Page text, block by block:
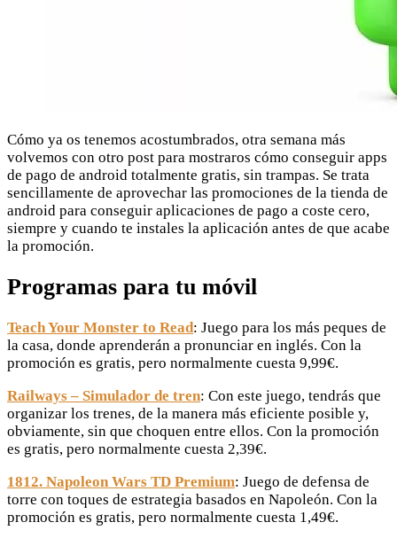
Cómo ya os tenemos acostumbrados, otra semana más
volvemos con otro post para mostraros cómo conseguir apps
de pago de android totalmente gratis, sin trampas. Se trata
sencillamente de aprovechar las promociones de la tienda de
android para conseguir aplicaciones de pago a coste cero,
siempre y cuando te instales la aplicación antes de que acabe
la promoción.
Programas para tu móvil
Teach Your Monster to Read: Juego para los más peques de
la casa, donde aprenderán a pronunciar en inglés. Con la
promoción es gratis, pero normalmente cuesta 9,99€.
Railways – Simulador de tren: Con este juego, tendrás que
organizar los trenes, de la manera más eficiente posible y,
obviamente, sin que choquen entre ellos. Con la promoción
es gratis, pero normalmente cuesta 2,39€.
1812. Napoleon Wars TD Premium: Juego de defensa de
torre con toques de estrategia basados en Napoleón. Con la
promoción es gratis, pero normalmente cuesta 1,49€.